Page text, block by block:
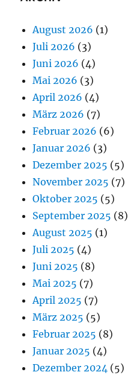
August 2026 (1)
Juli 2026 (3)
Juni 2026 (4)
Mai 2026 (3)
April 2026 (4)
März 2026 (7)
Februar 2026 (6)
Januar 2026 (3)
Dezember 2025 (5)
November 2025 (7)
Oktober 2025 (5)
September 2025 (8)
August 2025 (1)
Juli 2025 (4)
Juni 2025 (8)
Mai 2025 (7)
April 2025 (7)
März 2025 (5)
Februar 2025 (8)
Januar 2025 (4)
Dezember 2024 (5)